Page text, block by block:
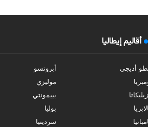
أقاليم إيطاليا
أديجي
أبروتسو
موليزي
بييمونتي
بوليا
سردينيا